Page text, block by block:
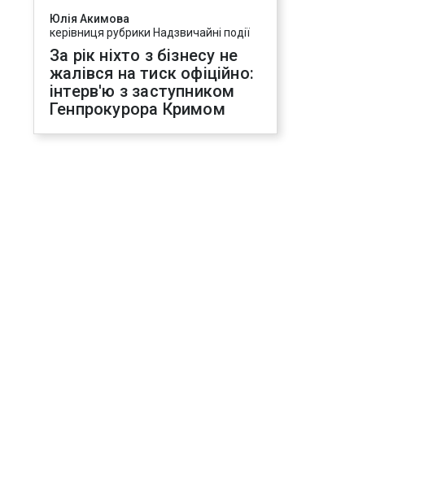
Юлія Акимова
керівниця рубрики Надзвичайні події
За рік ніхто з бізнесу не
жалівся на тиск офіційно:
інтерв'ю з заступником
Генпрокурора Кримом